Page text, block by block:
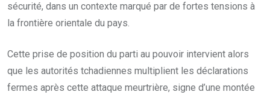
sécurité, dans un contexte marqué par de fortes tensions à
la frontière orientale du pays.
Cette prise de position du parti au pouvoir intervient alors
que les autorités tchadiennes multiplient les déclarations
fermes après cette attaque meurtrière, signe d’une montée